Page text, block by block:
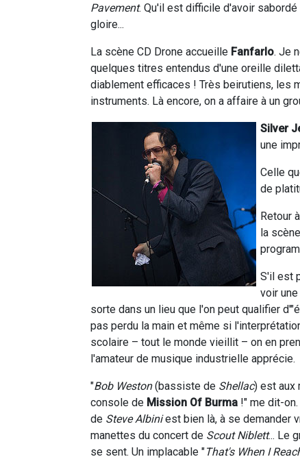
Pavement. Qu'il est difficile d'avoir
gloire...
La scène CD Drone accueille Fanfarlo. Je
quelques titres entendus d'une oreille
diablement efficaces ! Très beirutiens, les
instruments. Là encore, on a affaire à un
Silver
une
Celle
de
Retour
la
S'il est
voir
sorte dans un lieu que l'on peut qualifier
pas perdu la main et même si
scolaire – tout le monde vieillit – on en
l'amateur de musique industrielle apprécie.
"Bob Weston(bassiste de Shellac) est aux
console de Mission Of Burma !" me dit-
de Steve Albiniest bien là, à se demander
manettes du concert de Scout Niblett... Le
se sent. Un implacable "That's When I